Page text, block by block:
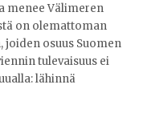
menee Välimeren
on olemattoman
osuus Suomen
tulevaisuus ei
lähinnä